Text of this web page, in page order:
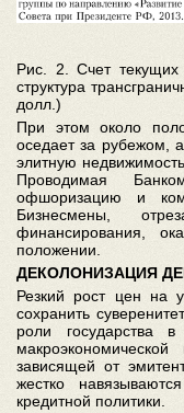
Рис. 2. Счет
структура
долл.)
При этом около
оседает за рубежом,
элитную
Проводимая
офшоризацию и
Бизнесмены,
финансирования,
положении.
ДЕКОЛОНИЗАЦИЯ
Резкий рост цен на
сохранить
роли государства
зависящей от
жестко
кредитной политики.